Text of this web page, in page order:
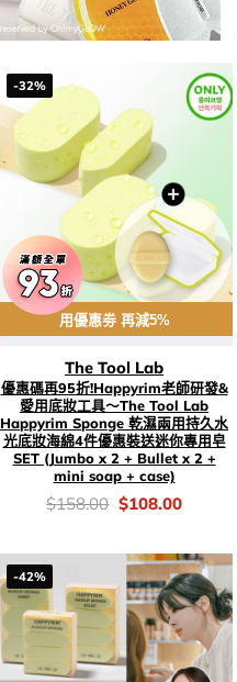
-32%
用優惠劵 再減5%
The Tool Lab
優惠碼再95折!Happyrim老師研發&
愛用底妝工具～The Tool Lab
Happyrim Sponge 乾濕兩用持久水
光底妝海綿4件優惠裝送迷你專用皂
SET (Jumbo x 2 + Bullet x 2 +
mini soap + case)
價
$158.00 Original
$158.00.
$108.00Current
-42%